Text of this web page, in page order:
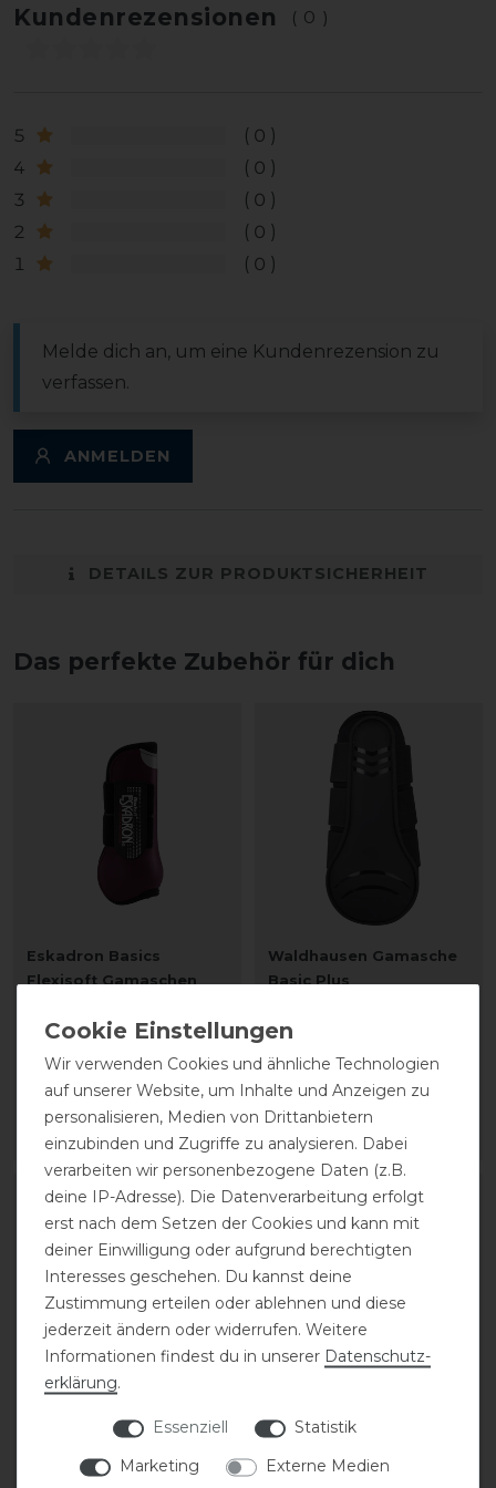
Kundenrezensionen (0)
5
0
4
0
3
0
2
0
1
0
Melde dich an, um eine Kundenrezension zu
verfassen.
ANMELDEN
DETAILS ZUR PRODUKTSICHERHEIT
Das perfekte Zubehör für dich
Eskadron Basics
Flexisoft Gamaschen
64,95 € *
ARTIKEL MERKEN
Waldhausen Gamasche
Basic Plus
ARTIKEL MERKEN
Eskadron Basics
Waldhausen
Wir verwenden Cookies und ähnliche Technologien
auf unserer Website, um Inhalte und Anzeigen zu
personalisieren, Medien von Drittanbietern
einzubinden und Zugriffe zu analysieren. Dabei
verarbeiten wir personenbezogene Daten (z.B.
deine IP-Adresse). Die Datenverarbeitung erfolgt
erst nach dem Setzen der Cookies und kann mit
deiner Einwilligung oder aufgrund berechtigten
Interesses geschehen. Du kannst deine
Zustimmung erteilen oder ablehnen und diese
jederzeit ändern oder widerrufen. Weitere
Informationen findest du in unserer Daten­schutz­
erklärung.
Essenziell
Statistik
Marketing
Externe Medien